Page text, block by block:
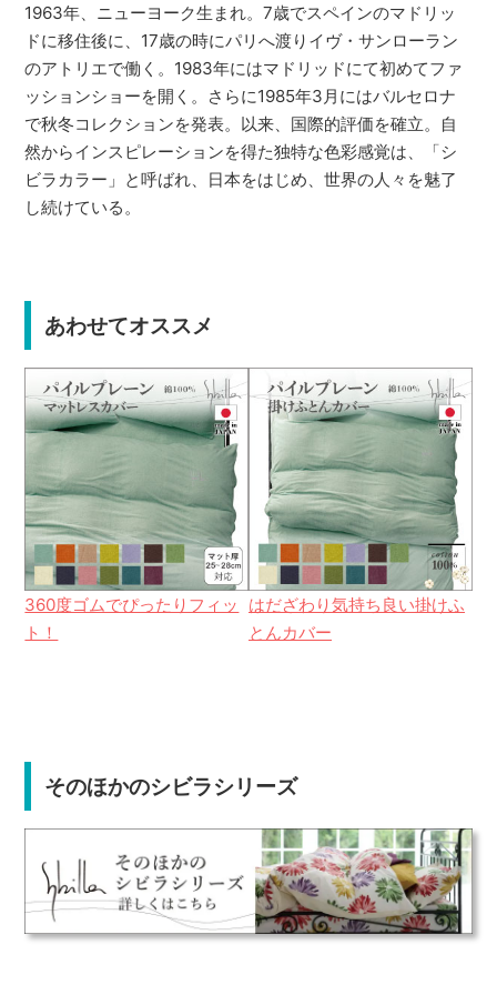
1963年、ニューヨーク生まれ。7歳でスペインのマドリッ
ドに移住後に、17歳の時にパリへ渡りイヴ・サンローラン
のアトリエで働く。1983年にはマドリッドにて初めてファ
ッションショーを開く。さらに1985年3月にはバルセロナ
で秋冬コレクションを発表。以来、国際的評価を確立。自
然からインスピレーションを得た独特な色彩感覚は、「シ
ビラカラー」と呼ばれ、日本をはじめ、世界の人々を魅了
し続けている。
あわせてオススメ
360度ゴムでぴったりフィッ
ト！
はだざわり気持ち良い掛けふ
とんカバー
そのほかのシビラシリーズ